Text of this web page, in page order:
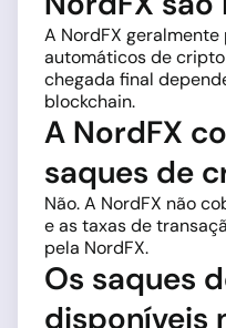
A NordFX
automáticos de
chegada final
blockchain.
A NordFX
saques de
Não. A NordFX não
e as taxas de
pela NordFX.
Os saques
disponíveis